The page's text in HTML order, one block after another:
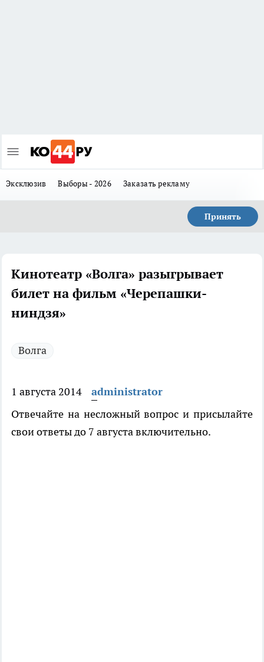
Эксклюзив Выборы - 2026 Заказать рекламу
Принять
Кинотеатр «Волга» разыгрывает
билет на фильм «Черепашки-
ниндзя»
Волга
1 августа 2014
administrator
Отвечайте на несложный вопрос и присылайте
свои ответы до 7 августа включительно.